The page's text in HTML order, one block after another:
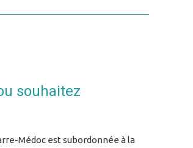
souhaitez
Médoc est subordonnée à la